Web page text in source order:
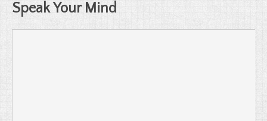
Speak Your Mind